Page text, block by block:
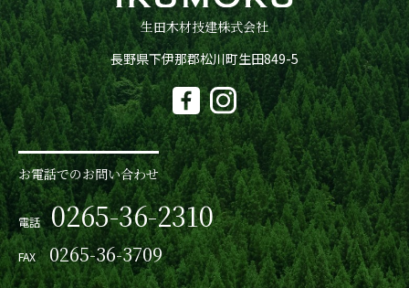
生田木材技建株式会社
長野県下伊那郡松川町生田849-5
お電話でのお問い合わせ
電話 0265-36-2310
FAX0265-36-3709